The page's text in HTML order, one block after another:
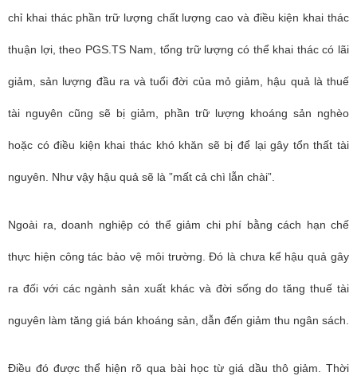
chỉ khai thác phần trữ lượng chất lượng cao và điều kiện khai thác
thuận lợi, theo PGS.TS Nam, tổng trữ lượng có thể khai thác có lãi
giảm, sản lượng đầu ra và tuổi đời của mỏ giảm, hậu quả là thuế
tài nguyên cũng sẽ bị giảm, phần trữ lượng khoáng sản nghèo
hoặc có điều kiện khai thác khó khăn sẽ bị để lại gây tổn thất tài
nguyên. Như vậy hậu quả sẽ là ”mất cả chì lẫn chài”.
Ngoài ra, doanh nghiệp có thể giảm chi phí bằng cách hạn chế
thực hiện công tác bảo vệ môi trường. Đó là chưa kể hậu quả gây
ra đối với các ngành sản xuất khác và đời sống do tăng thuế tài
nguyên làm tăng giá bán khoáng sản, dẫn đến giảm thu ngân sách.
Điều đó được thể hiện rõ qua bài học từ giá dầu thô giảm. Thời